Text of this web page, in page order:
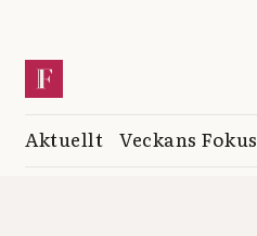
Aktuellt Veckans Fokus